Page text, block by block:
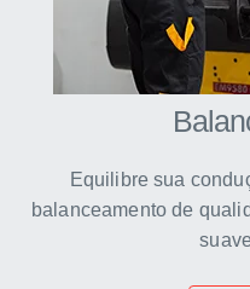
Equilibre sua
balanceamento de